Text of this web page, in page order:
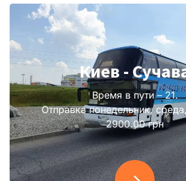
Киев -
Время в пути – 21.
Отправка понедельник,
2900.00 грн